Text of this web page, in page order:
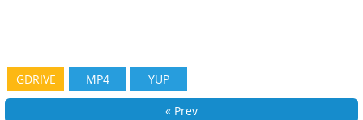
GDRIVE MP4 YUP
« Prev